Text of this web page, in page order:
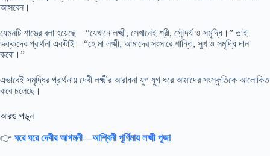
আসবেন।
যেমনটি শাস্ত্রে বলা হয়েছে—“যেখানে লক্ষ্মী, সেখানেই শ্রী, সৌন্দর্য ও সমৃদ্ধি।” তাই
ভক্তদের প্রার্থনা একটাই—“হে মা লক্ষ্মী, আমাদের সংসারে শান্তি, সুখ ও সমৃদ্ধি দান
করো।”
এভাবেই সমৃদ্ধির প্রার্থনায় দেবী লক্ষ্মীর আরাধনা যুগ যুগ ধরে আমাদের সংস্কৃতিকে আলোকিত
করে চলেছে।
আরও পড়ুন
👉 ঘরে ঘরে দেবীর আগমনী—আশ্বিনী পূর্ণিমায় লক্ষ্মী পূজা